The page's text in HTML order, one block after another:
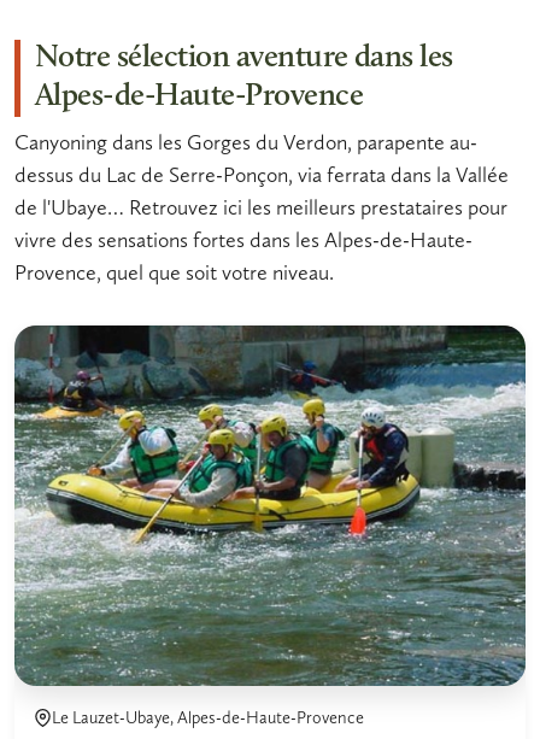
Notre sélection aventure dans les
Alpes-de-Haute-Provence
Canyoning dans les Gorges du Verdon, parapente au-
dessus du Lac de Serre-Ponçon, via ferrata dans la Vallée
de l'Ubaye… Retrouvez ici les meilleurs prestataires pour
vivre des sensations fortes dans les Alpes-de-Haute-
Provence, quel que soit votre niveau.
Le Lauzet-Ubaye, Alpes-de-Haute-Provence